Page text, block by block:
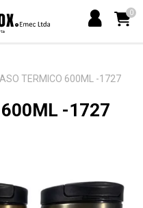
0
TERMICO 600ML -1727
600ML -1727